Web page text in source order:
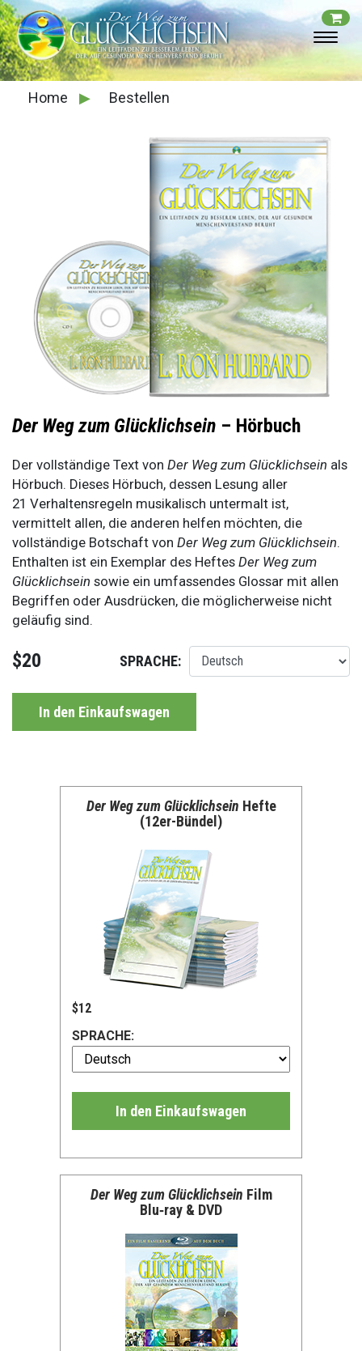
Home ▶ Bestellen
Der Weg zum Glücklichsein – Hörbuch
Der vollständige Text von Der Weg zum Glücklichsein als
Hörbuch. Dieses Hörbuch, dessen Lesung aller
21 Verhaltensregeln musikalisch untermalt ist,
vermittelt allen, die anderen helfen möchten, die
vollständige Botschaft von Der Weg zum Glücklichsein.
Enthalten ist ein Exemplar des Heftes Der Weg zum
Glücklichsein sowie ein umfassendes Glossar mit allen
Begriffen oder Ausdrücken, die möglicherweise nicht
geläufig sind.
$20 SPRACHE:
In den Einkaufswagen
Der Weg zum Glücklichsein Hefte
(12er-Bündel)
$12
SPRACHE:
In den Einkaufswagen
Der Weg zum Glücklichsein Film
Blu‑ray & DVD